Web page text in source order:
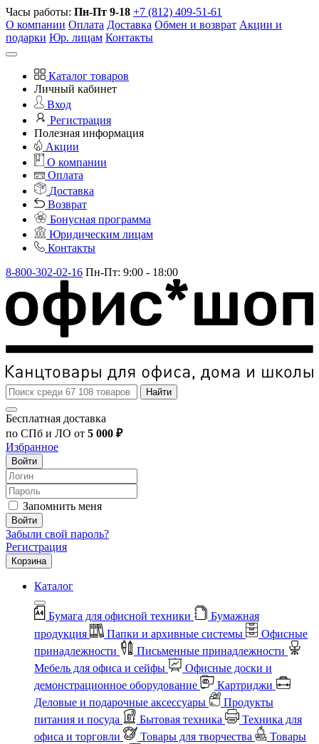
Часы работы: Пн-Пт 9-18 +7 (812) 409-51-61
О компании Оплата Доставка Обмен и возврат Акции и
подарки Юр. лицам Контакты
Каталог товаров
Личный кабинет
Вход
Регистрация
Полезная информация
Акции
О компании
Оплата
Доставка
Возврат
Бонусная программа
Юридическим лицам
Контакты
8-800-302-02-16 Пн-Пт: 9:00 - 18:00
Найти
Бесплатная доставка
по СПб и ЛО от 5 000 ₽
Избранное
Войти
Запомнить меня
Войти
Забыли свой пароль?
Регистрация
Корзина
Каталог
Бумага для офисной техники
Бумажная
продукция
Папки и архивные системы
Офисные
принадлежности
Письменные принадлежности
Мебель для офиса и сейфы
Офисные доски и
демонстрационное оборудование
Картриджи
Деловые и подарочные аксессуары
Продукты
питания и посуда
Бытовая техника
Техника для
офиса и торговли
Товары для творчества
Товары